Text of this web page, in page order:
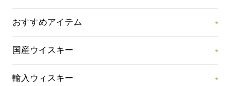
おすすめアイテム
国産ウイスキー
輸入ウィスキー